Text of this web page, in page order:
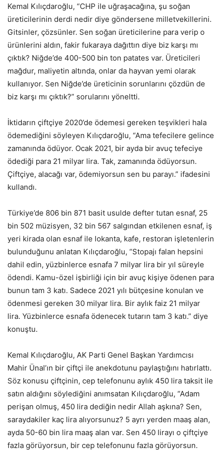
Kemal Kılıçdaroğlu, “CHP ile uğraşacağına, şu soğan
üreticilerinin derdi nedir diye göndersene milletvekillerini.
Gitsinler, çözsünler. Sen soğan üreticilerine para verip o
ürünlerini aldın, fakir fukaraya dağıttın diye biz karşı mı
çıktık? Niğde’de 400-500 bin ton patates var. Üreticileri
mağdur, maliyetin altında, onlar da hayvan yemi olarak
kullanıyor. Sen Niğde’de üreticinin sorunlarını çözdün de
biz karşı mı çıktık?” sorularını yöneltti.
İktidarın çiftçiye 2020’de ödemesi gereken teşvikleri hala
ödemediğini söyleyen Kılıçdaroğlu, “Ama tefecilere gelince
zamanında ödüyor. Ocak 2021, bir ayda bir avuç tefeciye
ödediği para 21 milyar lira. Tak, zamanında ödüyorsun.
Çiftçiye, alacağı var, ödemiyorsun sen bu parayı.” ifadesini
kullandı.
Türkiye’de 806 bin 871 basit usulde defter tutan esnaf, 25
bin 502 müzisyen, 32 bin 567 salgından etkilenen esnaf, iş
yeri kirada olan esnaf ile lokanta, kafe, restoran işletenlerin
bulunduğunu anlatan Kılıçdaroğlu, “Stopajı falan hepsini
dahil edin, yüzbinlerce esnafa 7 milyar lira bir yıl süreyle
ödendi. Kamu-özel işbirliği için bir avuç kişiye ödenen para
bunun tam 3 katı. Sadece 2021 yılı bütçesine konulan ve
ödenmesi gereken 30 milyar lira. Bir aylık faiz 21 milyar
lira. Yüzbinlerce esnafa ödenecek tutarın tam 3 katı.” diye
konuştu.
Kemal Kılıçdaroğlu, AK Parti Genel Başkan Yardımcısı
Mahir Ünal’ın bir çiftçi ile anekdotunu paylaştığını hatırlattı.
Söz konusu çiftçinin, cep telefonunu aylık 450 lira taksit ile
satın aldığını söylediğini anımsatan Kılıçdaroğlu, “Adam
perişan olmuş, 450 lira dediğin nedir Allah aşkına? Sen,
saraydakiler kaç lira alıyorsunuz? 5 ayrı yerden maaş alan,
ayda 50-60 bin lira maaş alan var. Sen 450 lirayı o çiftçiye
fazla görüyorsun, bir cep telefonunu fazla görüyorsun.